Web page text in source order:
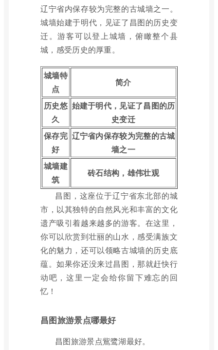
辽宁省内保存较为完整的古城墙之一。
城墙始建于明代，见证了昌图的历史变
迁。游客可以登上城墙，俯瞰整个县
城，感受历史的厚重。
城墙特
点
简介
历史悠
久
始建于明代，见证了昌图的历
史变迁
保存完
好
辽宁省内保存较为完整的古城
墙之一
城墙建
筑
砖石结构，雄伟壮观
昌图，这座位于辽宁省东北部的城
市，以其独特的自然风光和丰富的文化
遗产吸引着越来越多的游客。在这里，
你可以欣赏到壮丽的山水，感受满族文
化的魅力，还可以领略古城墙的历史底
蕴。如果你还没来过昌图，那就赶快行
动吧，这里一定会给你留下难忘的回
忆！
昌图旅游景点哪最好
昌图旅游景点鴜鹭湖最好。